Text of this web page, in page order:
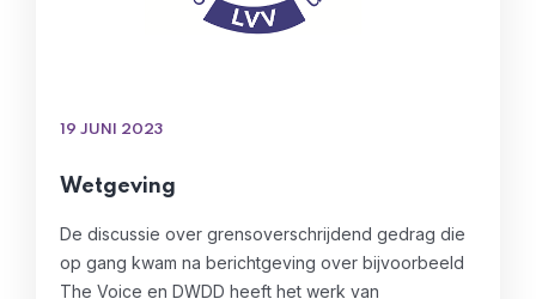
19 JUNI 2023
Wetgeving
De discussie over grensoverschrijdend gedrag die
op gang kwam na berichtgeving over bijvoorbeeld
The Voice en DWDD heeft het werk van